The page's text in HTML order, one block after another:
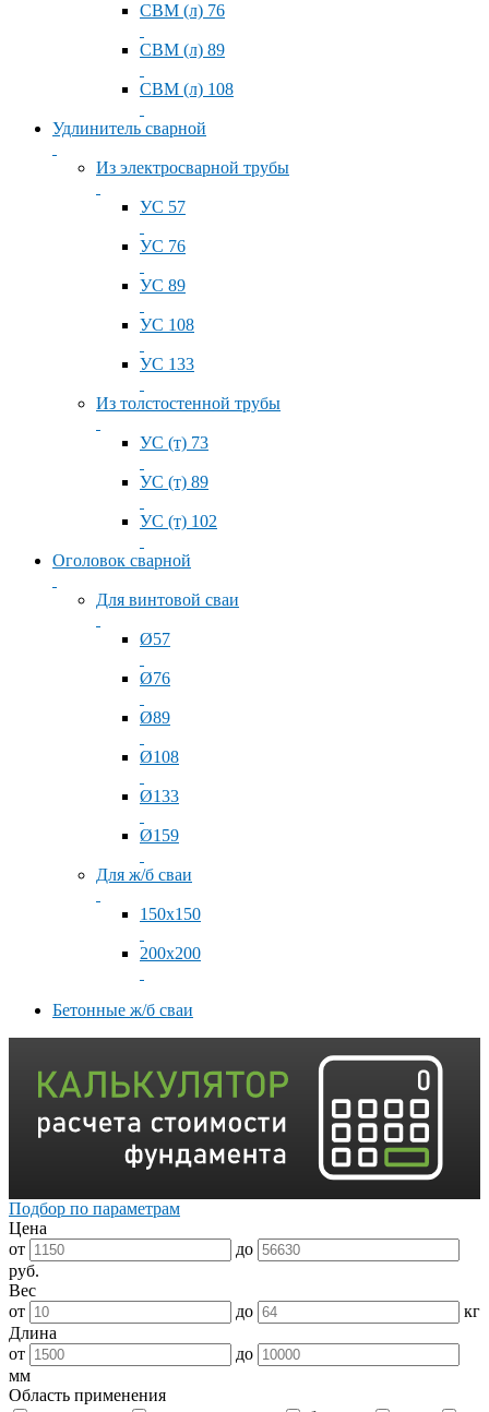
СВМ (л) 76
СВМ (л) 89
СВМ (л) 108
Удлинитель сварной
Из электросварной трубы
УС 57
УС 76
УС 89
УС 108
УС 133
Из толстостенной трубы
УС (т) 73
УС (т) 89
УС (т) 102
Оголовок сварной
Для винтовой сваи
Ø57
Ø76
Ø89
Ø108
Ø133
Ø159
Для ж/б сваи
150x150
200x200
Бетонные ж/б сваи
Подбор по параметрам
Цена
от
до
руб.
Вес
от
до
кг
Длина
от
до
мм
Область применения